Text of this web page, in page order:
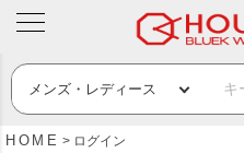
HOME ログイン